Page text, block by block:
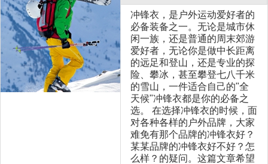
冲锋衣，是户外运动爱好者的
必备装备之一。无论是城市休
闲一族，还是普通的周末郊游
爱好者，无论你是做中长距离
的远足和登山，还是专业的探
险、攀冰，甚至攀登七八千米
的雪山，一件适合自己的"全
天候"冲锋衣都是你的必备之
选。 在选择冲锋衣的时候，面
对各种各样的户外品牌，大家
难免有那个品牌的冲锋衣好？
某某品牌的冲锋衣好不好？怎
么样？的疑问。这篇文章希望